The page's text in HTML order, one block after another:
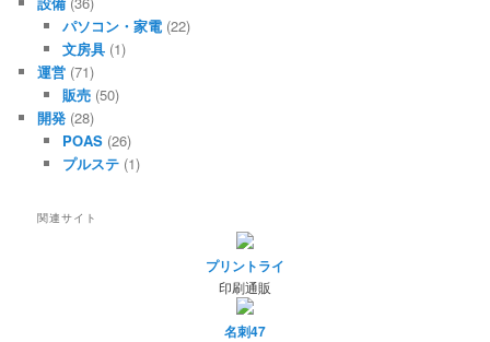
パソコン・家電(22)
文房具(1)
運営 (71)
販売(50)
開発 (28)
POAS(26)
プルステ(1)
関連サイト
プリントライ
印刷通販
名刺47